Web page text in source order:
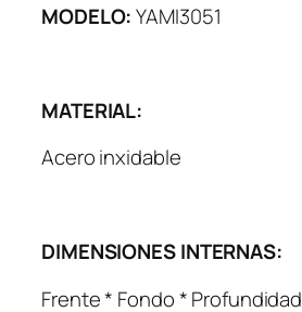
MODELO:YAMI3051
MATERIAL:
Acero inxidable
DIMENSIONES INTERNAS:
Frente * Fondo * Profundidad